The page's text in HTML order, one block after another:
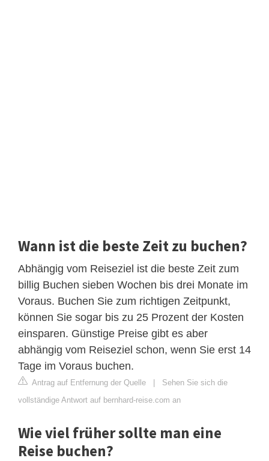
Wann ist die beste Zeit zu buchen?
Abhängig vom Reiseziel ist die beste Zeit zum
billig Buchen sieben Wochen bis drei Monate im
Voraus. Buchen Sie zum richtigen Zeitpunkt,
können Sie sogar bis zu 25 Prozent der Kosten
einsparen. Günstige Preise gibt es aber
abhängig vom Reiseziel schon, wenn Sie erst 14
Tage im Voraus buchen.
Antrag auf Entfernung der Quelle | Sehen Sie sich die
vollständige Antwort auf bernhard-reise.com an
Wie viel früher sollte man eine
Reise buchen?